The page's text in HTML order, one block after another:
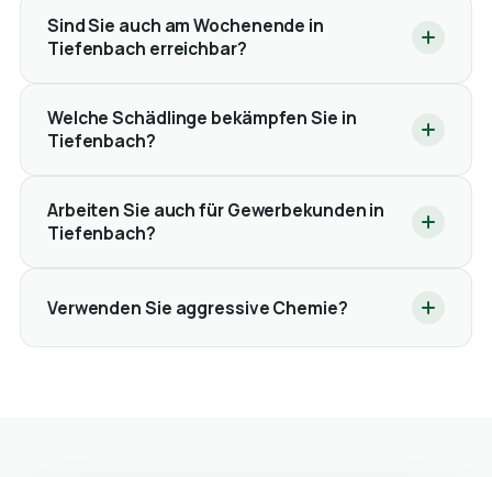
Sind Sie auch am Wochenende in
Tiefenbach erreichbar?
Welche Schädlinge bekämpfen Sie in
Tiefenbach?
Arbeiten Sie auch für Gewerbekunden in
Tiefenbach?
Verwenden Sie aggressive Chemie?